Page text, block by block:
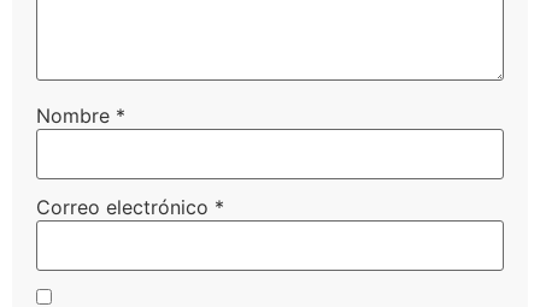
Nombre *
Correo electrónico *